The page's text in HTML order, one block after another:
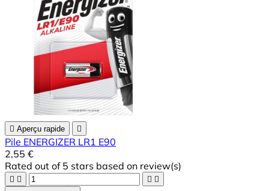
 Aperçu rapide 
Pile ENERGIZER LR1 E90
2,55 €
Rated out of 5 stars based on review(s)
   